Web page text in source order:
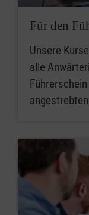
Für den
Unsere
alle